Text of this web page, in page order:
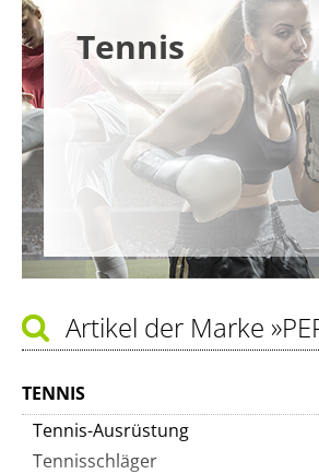
Tennis
Artikel der Marke
TENNIS
Tennis-Ausrüstung
Tennisschläger